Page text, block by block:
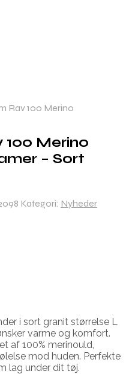
Rav 100 Merino
100 Merino
– Sort
Kategori: Nyheder
i sort granit størrelse L
varme og komfort.
af 100% merinould,
mod huden. Perfekte
lag under dit tøj.